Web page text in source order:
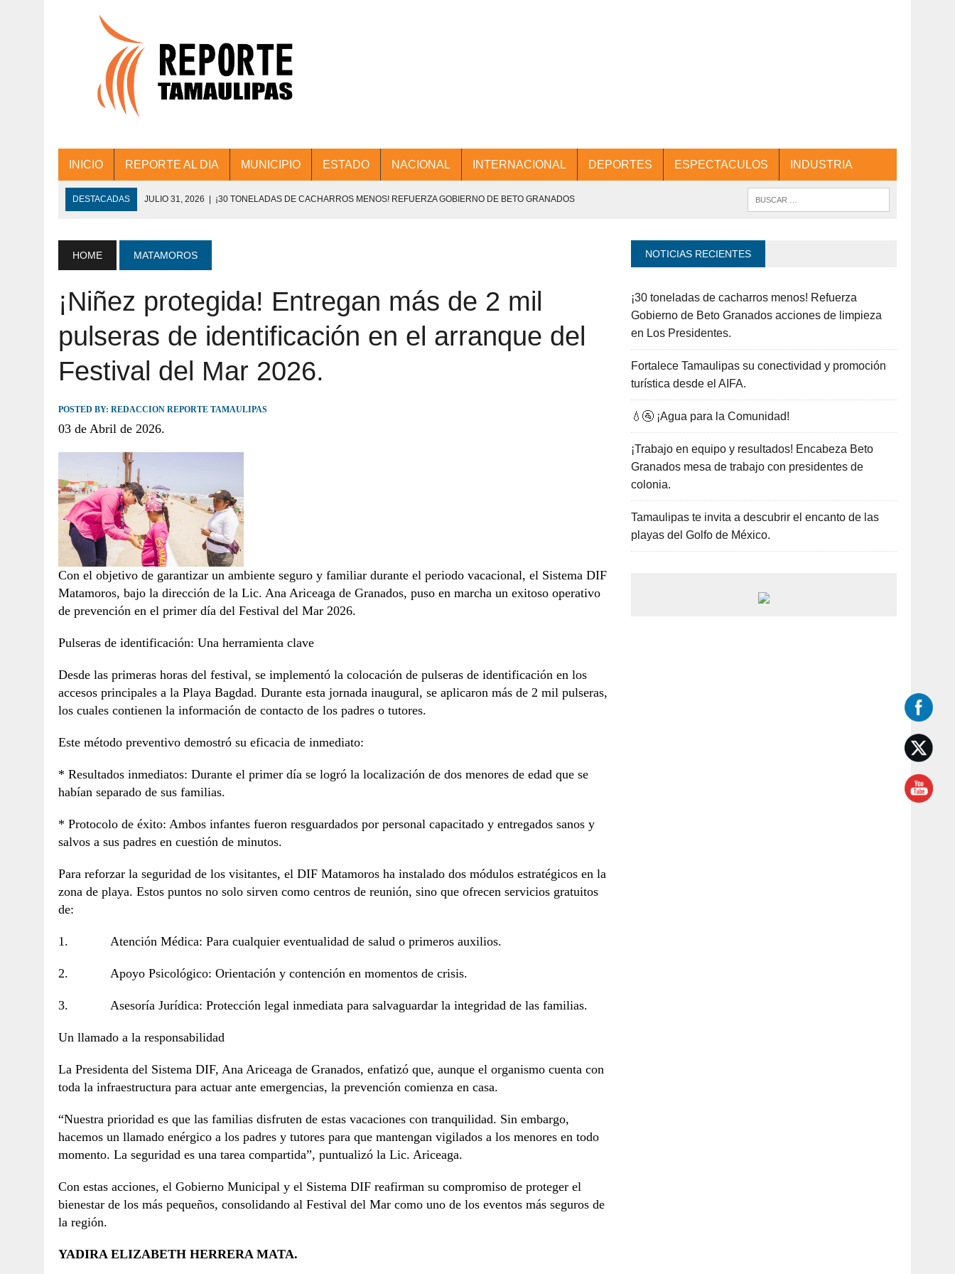
INICIO REPORTE AL DIA MUNICIPIO ESTADO NACIONAL INTERNACIONAL DEPORTES ESPECTACULOS INDUSTRIA
DESTACADAS JULIO 31, 2026 | ¡30 TONELADAS DE CACHARROS MENOS! REFUERZA GOBIERNO DE BETO GRANADOS
JULIO 30, 2026 | 💧🚰 ¡AGUA PARA LA COMUNIDAD!
JULIO 30, 2026 ¡TRABAJO EN EQUIPO Y RESULTADOS! ENCABEZA BETO GRANADOS MESA DE TRABAJO CON PRESIDENTES
JULIO 30, 2026 | TAMAULIPAS TE INVITA A DESCUBRIR EL ENCANTO DE LAS PLAYAS DEL GOLFO DE MÉXICO.
HOME MATAMOROS
¡Niñez protegida! Entregan más de 2 mil
pulseras de identificación en el arranque del
Festival del Mar 2026.
POSTED BY: REDACCION REPORTE TAMAULIPAS
03 de Abril de 2026.
Con el objetivo de garantizar un ambiente seguro y familiar durante el periodo vacacional, el Sistema DIF
Matamoros, bajo la dirección de la Lic. Ana Ariceaga de Granados, puso en marcha un exitoso operativo
de prevención en el primer día del Festival del Mar 2026.
Pulseras de identificación: Una herramienta clave
Desde las primeras horas del festival, se implementó la colocación de pulseras de identificación en los
accesos principales a la Playa Bagdad. Durante esta jornada inaugural, se aplicaron más de 2 mil pulseras,
los cuales contienen la información de contacto de los padres o tutores.
Este método preventivo demostró su eficacia de inmediato:
* Resultados inmediatos: Durante el primer día se logró la localización de dos menores de edad que se
habían separado de sus familias.
* Protocolo de éxito: Ambos infantes fueron resguardados por personal capacitado y entregados sanos y
salvos a sus padres en cuestión de minutos.
Para reforzar la seguridad de los visitantes, el DIF Matamoros ha instalado dos módulos estratégicos en la
zona de playa. Estos puntos no solo sirven como centros de reunión, sino que ofrecen servicios gratuitos
de:
1. Atención Médica: Para cualquier eventualidad de salud o primeros auxilios.
2. Apoyo Psicológico: Orientación y contención en momentos de crisis.
3. Asesoría Jurídica: Protección legal inmediata para salvaguardar la integridad de las familias.
Un llamado a la responsabilidad
La Presidenta del Sistema DIF, Ana Ariceaga de Granados, enfatizó que, aunque el organismo cuenta con
toda la infraestructura para actuar ante emergencias, la prevención comienza en casa.
“Nuestra prioridad es que las familias disfruten de estas vacaciones con tranquilidad. Sin embargo,
hacemos un llamado enérgico a los padres y tutores para que mantengan vigilados a los menores en todo
momento. La seguridad es una tarea compartida”, puntualizó la Lic. Ariceaga.
Con estas acciones, el Gobierno Municipal y el Sistema DIF reafirman su compromiso de proteger el
bienestar de los más pequeños, consolidando al Festival del Mar como uno de los eventos más seguros de
la región.
YADIRA ELIZABETH HERRERA MATA.
NOTICIAS RECIENTES
¡30 toneladas de cacharros menos! Refuerza
Gobierno de Beto Granados acciones de limpieza
en Los Presidentes.
Fortalece Tamaulipas su conectividad y promoción
turística desde el AIFA.
💧🚰 ¡Agua para la Comunidad!
¡Trabajo en equipo y resultados! Encabeza Beto
Granados mesa de trabajo con presidentes de
colonia.
Tamaulipas te invita a descubrir el encanto de las
playas del Golfo de México.